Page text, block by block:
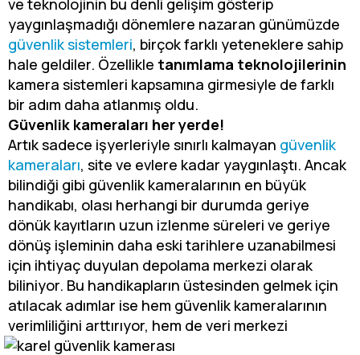
ve teknolojinin bu denli gelişim gösterip
yaygınlaşmadığı dönemlere nazaran günümüzde
güvenlik sistemleri, birçok farklı yeteneklere sahip
hale geldiler. Özellikle tanımlama teknolojilerinin
kamera sistemleri kapsamına girmesiyle de farklı
bir adım daha atlanmış oldu.
Güvenlik kameraları her yerde!
Artık sadece işyerleriyle sınırlı kalmayan güvenlik
kameraları, site ve evlere kadar yaygınlaştı. Ancak
bilindiği gibi güvenlik kameralarının en büyük
handikabı, olası herhangi bir durumda geriye
dönük kayıtların uzun izlenme süreleri ve geriye
dönüş işleminin daha eski tarihlere uzanabilmesi
için ihtiyaç duyulan depolama merkezi olarak
biliniyor. Bu handikapların üstesinden gelmek için
atılacak adımlar ise hem güvenlik kameralarının
verimliliğini arttırıyor, hem de veri merkezi